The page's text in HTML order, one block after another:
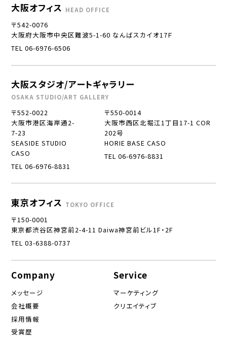
大阪オフィス HEAD OFFICE
〒542-0076
大阪府大阪市中央区難波5-1-60 なんばスカイオ17Ｆ
TEL 06-6976-6506
大阪スタジオ/アートギャラリー
OSAKA STUDIO/ART GALLERY
〒552-0022
大阪市港区海岸通2-
7-23
SEASIDE STUDIO
CASO
TEL 06-6976-8831
〒550-0014
大阪市西区北堀江1丁目17-1 COR
202号
HORIE BASE CASO
TEL 06-6976-8831
東京オフィス TOKYO OFFICE
〒150-0001
東京都渋谷区神宮前2-4-11 Daiwa神宮前ビル1F・2F
TEL 03-6388-0737
Company
メッセージ
会社概要
採用情報
受賞歴
Service
マーケティング
クリエイティブ